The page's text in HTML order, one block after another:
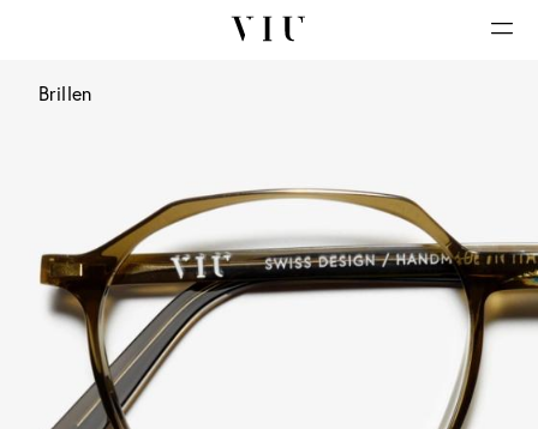
Brillen